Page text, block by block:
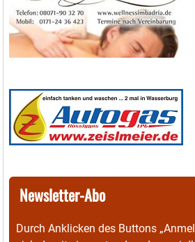
Newsletter-Abo
Durch Anklicken des Buttons